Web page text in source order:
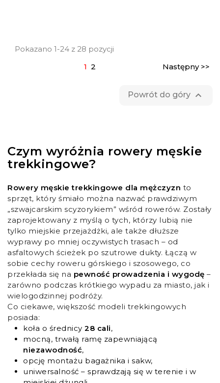
Pokazano 1-24 z 28 pozycji
1 2 Następny >>
Powrót do góry 
Czym wyróżnia rowery męskie
trekkingowe?
Rowery męskie trekkingowe dla mężczyzn to
sprzęt, który śmiało można nazwać prawdziwym
„szwajcarskim scyzorykiem” wśród rowerów. Zostały
zaprojektowany z myślą o tych, którzy lubią nie
tylko miejskie przejażdżki, ale także dłuższe
wyprawy po mniej oczywistych trasach – od
asfaltowych ścieżek po szutrowe dukty. Łączą w
sobie cechy roweru górskiego i szosowego, co
przekłada się na pewność prowadzenia i wygodę –
zarówno podczas krótkiego wypadu za miasto, jak i
wielogodzinnej podróży.
Co ciekawe, większość modeli trekkingowych
posiada:
koła o średnicy 28 cali,
mocną, trwałą ramę zapewniającą
niezawodność,
opcję montażu bagażnika i sakw,
uniwersalność – sprawdzają się w terenie i w